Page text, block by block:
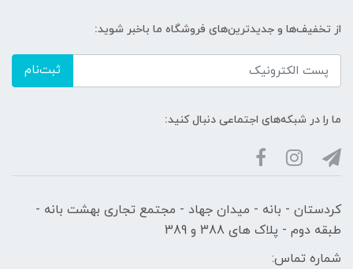
از تخفیف‌ها و جدیدترین‌های فروشگاه ما باخبر شوید:
ثبت‌نام
ما را در شبکه‌های اجتماعی دنبال کنید:
کردستان - بانه - میدان جهاد - مجتمع تجاری بهشت بانه -
طبقه دوم - پلاک های 388 و 389
شماره تماس: